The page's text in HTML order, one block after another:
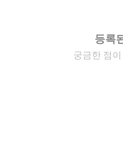
등록
궁금한 점